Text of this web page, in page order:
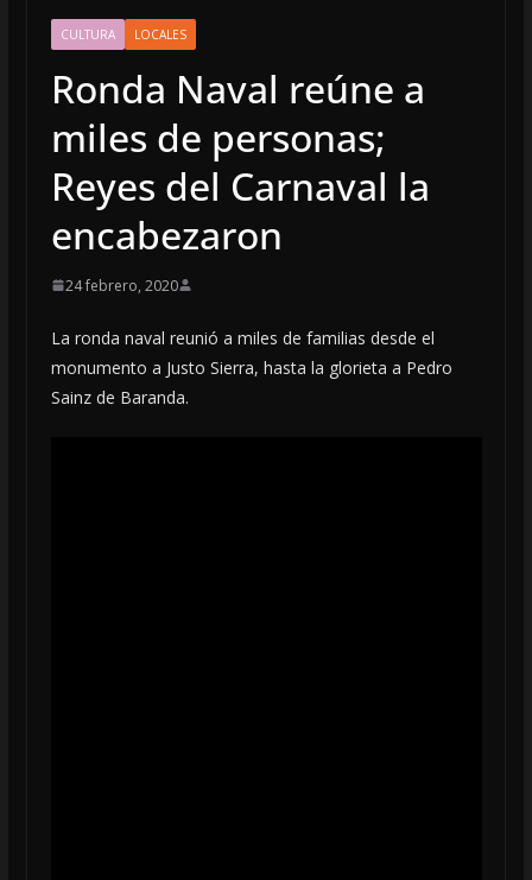
CULTURA LOCALES
Ronda Naval reúne a
miles de personas;
Reyes del Carnaval la
encabezaron
24 febrero, 2020
La ronda naval reunió a miles de familias desde el
monumento a Justo Sierra, hasta la glorieta a Pedro
Sainz de Baranda.